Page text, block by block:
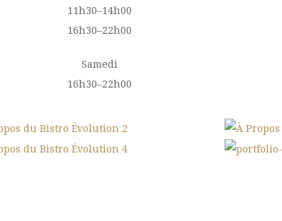
11h30–14h00
16h30–22h00
Samedi
16h30–22h00